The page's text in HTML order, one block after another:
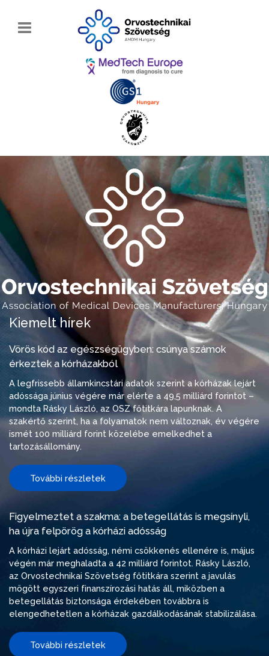
Kiemelt hírek
Vörös kód az egészségügyben: csúnya számok
érkeztek a kórházakból
A legfrissebb államkincstári adatok szerint a kórházak lejárt
adóssága június végére már elérte a 49,5 milliárd forintot –
mondta Rásky László, az OSZ főtitkára lapunknak. A
szakértő szerint, ha a folyamatok nem változnak, év végére
ismét 100 milliárd forint közelébe emelkedhet a
tartozásállomány.
További részletek
Figyelmeztet a szakma: a betegellátás is megsínyli,
ha újra felpörög a kórházi adósság
A kórházi lejárt adósság, némi csökkenés ellenére is, május
végén már meghaladta a 42 milliárd forintot. Rásky László,
az Orvostechnikai Szövetség főtitkára szerint a javulás
mögött egyszeri finanszírozási hatás áll, miközben a
betegellátás biztonsága érdekében továbbra is
elengedhetetlen a kórházak gazdálkodásának stabilizálása.
További részletek